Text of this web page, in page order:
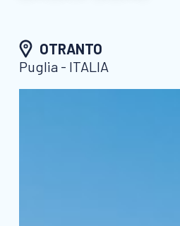
OTRANTO
Puglia - ITALIA